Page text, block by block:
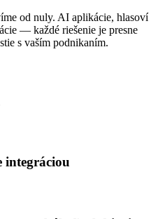
od nuly. AI aplikácie, hlasoví
— každé riešenie je presne
s vaším podnikaním.
integráciou